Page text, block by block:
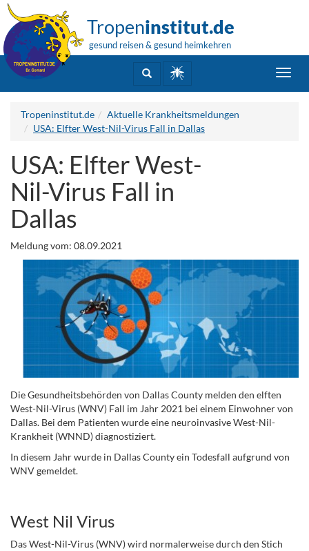
Tropeninstitut.de
gesund reisen & gesund heimkehren
Tropeninstitut.de
Aktuelle Krankheitsmeldungen
USA: Elfter West-Nil-Virus Fall in Dallas
USA: Elfter West-
Nil-Virus Fall in
Dallas
Meldung vom: 08.09.2021
Die Gesundheitsbehörden von Dallas County melden den elften
West-Nil-Virus (WNV) Fall im Jahr 2021 bei einem Einwohner von
Dallas. Bei dem Patienten wurde eine neuroinvasive West-Nil-
Krankheit (WNND) diagnostiziert.
In diesem Jahr wurde in Dallas County ein Todesfall aufgrund von
WNV gemeldet.
West Nil Virus
Das West-Nil-Virus (WNV) wird normalerweise durch den Stich